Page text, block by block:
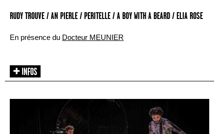
RUDY TROUVE / AN PIERLE / PERITELLE / A BOY WITH A BEARD / ELIA ROSE
En présence du Docteur MEUNIER